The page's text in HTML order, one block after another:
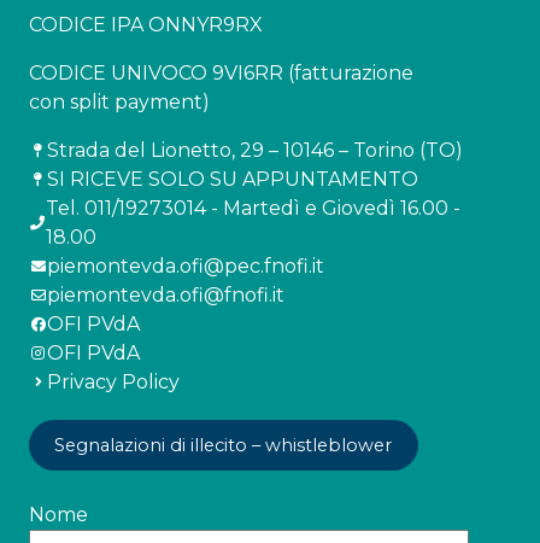
CODICE IPA ONNYR9RX
CODICE UNIVOCO 9VI6RR (fatturazione
con split payment)
Strada del Lionetto, 29 – 10146 – Torino (TO)
SI RICEVE SOLO SU APPUNTAMENTO
Tel. 011/19273014 - Martedì e Giovedì 16.00 -
18.00
piemontevda.ofi@pec.fnofi.it
piemontevda.ofi@fnofi.it
OFI PVdA
OFI PVdA
Privacy Policy
Segnalazioni di illecito – whistleblower
Nome